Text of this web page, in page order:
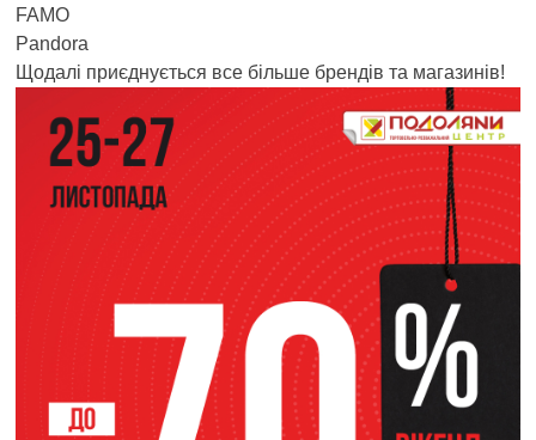
FAMO
Pandora
Щодалі приєднується все більше брендів та магазинів!